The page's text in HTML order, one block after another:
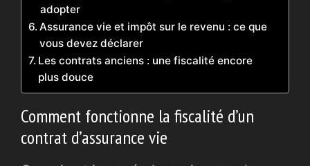
adopter
Assurance vie et impôt sur le revenu : ce que
vous devez déclarer
Les contrats anciens : une fiscalité encore
plus douce
Comment fonctionne la fiscalité d’un
contrat d’assurance vie